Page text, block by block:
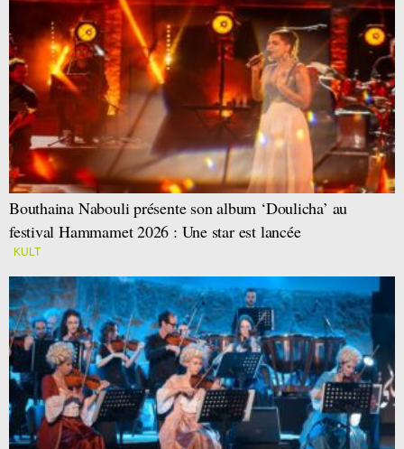
Bouthaina Nabouli présente son album ‘Doulicha’ au
festival Hammamet 2026 : Une star est lancée
KULT